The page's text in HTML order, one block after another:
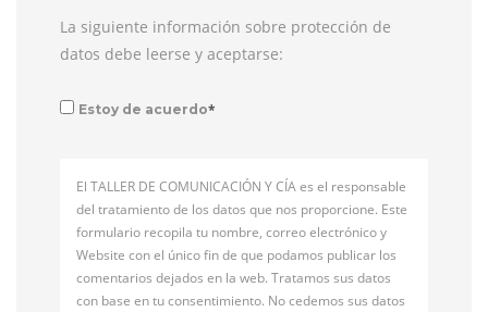
La siguiente información sobre protección de
datos debe leerse y aceptarse:
Estoy de acuerdo*
El TALLER DE COMUNICACIÓN Y CÍA es el responsable
del tratamiento de los datos que nos proporcione. Este
formulario recopila tu nombre, correo electrónico y
Website con el único fin de que podamos publicar los
comentarios dejados en la web. Tratamos sus datos
con base en tu consentimiento. No cedemos sus datos